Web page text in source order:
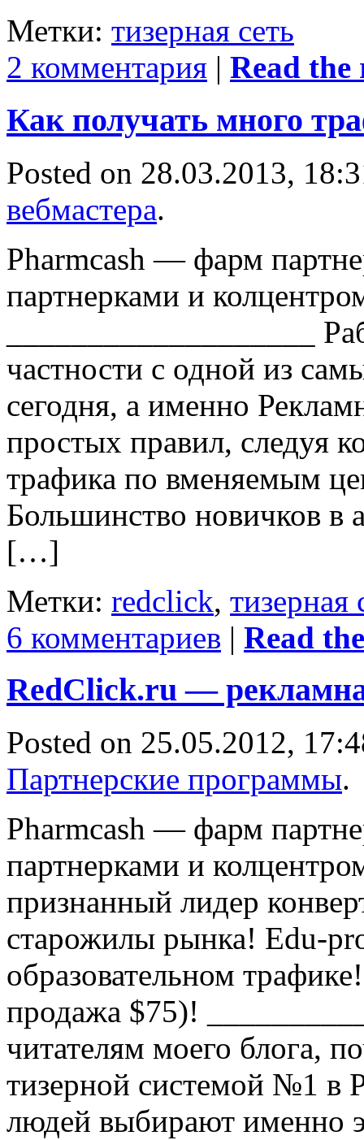
Метки: тизерная сеть
2 комментария | Read the
Как получать много
Posted on 28.03.2013,
вебмастера.
Pharmcash — фарм
партнерками и
___________________
частности с одной из
сегодня, а именно
простых правил, следуя
трафика по вменяемым
Большинство новичков в
[…]
Метки: redclick, тизерная
6 комментариев | Read
RedClick.ru —
Posted on 25.05.2012,
Партнерские программы.
Pharmcash — фарм
партнерками и
признанный лидер
старожилы рынка! Edu-
образовательном
продажа $75)!
читателям моего блога,
тизерной системой №1 в
людей выбирают именно